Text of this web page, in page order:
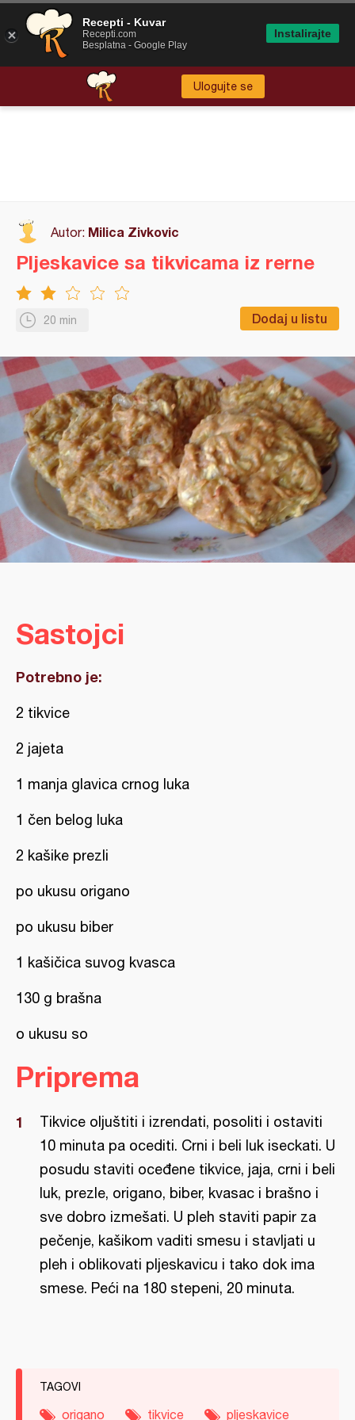
Ulogujte se
Autor: Milica Zivkovic
20 min Dodaj u listu
Pljeskavice sa tikvicama iz rerne
Sastojci
Potrebno je:
2 tikvice
2 jajeta
1 manja glavica crnog luka
1 čen belog luka
2 kašike prezli
po ukusu origano
po ukusu biber
1 kašičica suvog kvasca
130 g brašna
o ukusu so
Priprema
Tikvice oljuštiti i izrendati, posoliti i ostaviti
10 minuta pa ocediti. Crni i beli luk iseckati. U
posudu staviti oceđene tikvice, jaja, crni i beli
luk, prezle, origano, biber, kvasac i brašno i
sve dobro izmešati. U pleh staviti papir za
pečenje, kašikom vaditi smesu i stavljati u
pleh i oblikovati pljeskavicu i tako dok ima
smese. Peći na 180 stepeni, 20 minuta.
TAGOVI
origano tikvice pljeskavice
Recepti - Kuvar
Recepti.com
Besplatna - Google Play
Instalirajte